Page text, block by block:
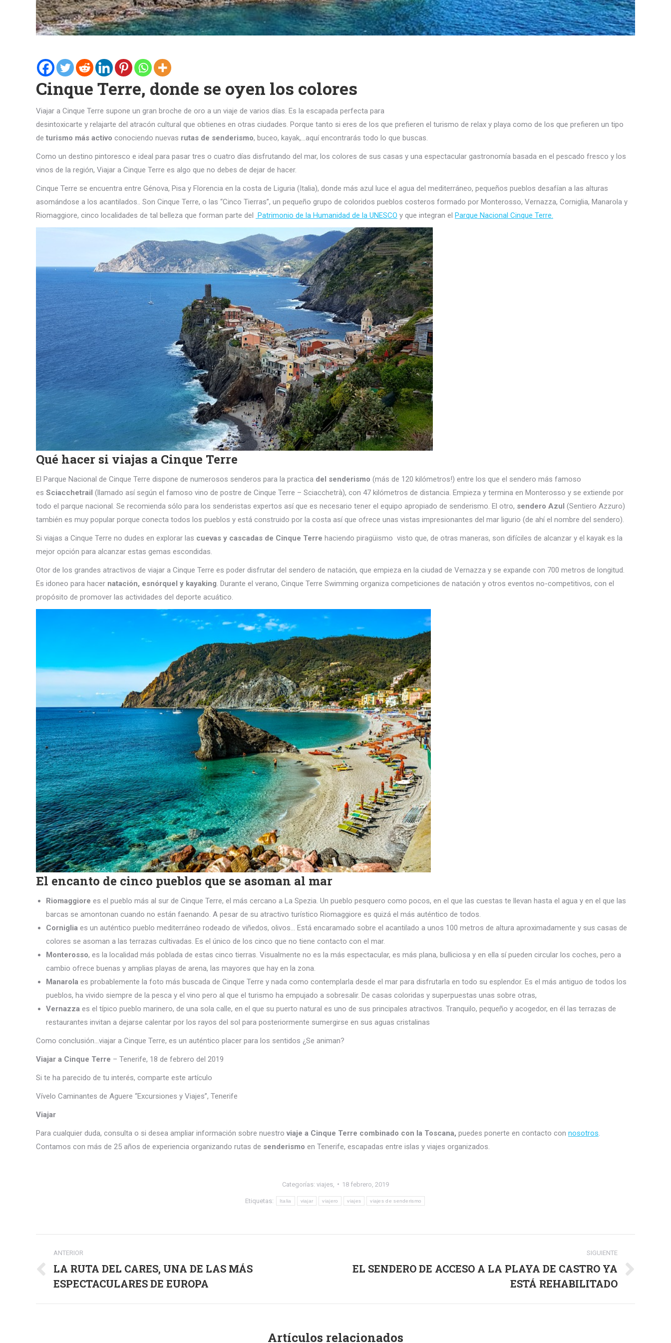
Cinque Terre, donde se oyen los colores
Viajar a Cinque Terre supone un gran broche de oro a un viaje de varios días. Es la escapada perfecta para
desintoxicarte y relajarte del atracón cultural que obtienes en otras ciudades. Porque tanto si eres de los que prefieren el turismo de relax y playa como de los que prefieren un tipo
de turismo más activo conociendo nuevas rutas de senderismo, buceo, kayak,…aquí encontrarás todo lo que buscas.
Como un destino pintoresco e ideal para pasar tres o cuatro días disfrutando del mar, los colores de sus casas y una espectacular gastronomía basada en el pescado fresco y los
vinos de la región, Viajar a Cinque Terre es algo que no debes de dejar de hacer.
Cinque Terre se encuentra entre Génova, Pisa y Florencia en la costa de Liguria (Italia), donde más azul luce el agua del mediterráneo, pequeños pueblos desafían a las alturas
asomándose a los acantilados.. Son Cinque Terre, o las “Cinco Tierras”, un pequeño grupo de coloridos pueblos costeros formado por Monterosso, Vernazza, Corniglia, Manarola y
Riomaggiore, cinco localidades de tal belleza que forman parte del Patrimonio de la Humanidad de la UNESCO y que integran el Parque Nacional Cinque Terre.
Qué hacer si viajas a Cinque Terre
El Parque Nacional de Cinque Terre dispone de numerosos senderos para la practica del senderismo (más de 120 kilómetros!) entre los que el sendero más famoso
es Sciacchetrail (llamado así según el famoso vino de postre de Cinque Terre – Sciacchetrà), con 47 kilómetros de distancia. Empieza y termina en Monterosso y se extiende por
todo el parque nacional. Se recomienda sólo para los senderistas expertos así que es necesario tener el equipo apropiado de senderismo. El otro, sendero Azul (Sentiero Azzuro)
también es muy popular porque conecta todos los pueblos y está construido por la costa así que ofrece unas vistas impresionantes del mar ligurio (de ahí el nombre del sendero).
Si viajas a Cinque Terre no dudes en explorar las cuevas y cascadas de Cinque Terre haciendo piragüismo visto que, de otras maneras, son difíciles de alcanzar y el kayak es la
mejor opción para alcanzar estas gemas escondidas.
Otor de los grandes atractivos de viajar a Cinque Terre es poder disfrutar del sendero de natación, que empieza en la ciudad de Vernazza y se expande con 700 metros de longitud.
Es idoneo para hacer natación, esnórquel y kayaking. Durante el verano, Cinque Terre Swimming organiza competiciones de natación y otros eventos no-competitivos, con el
propósito de promover las actividades del deporte acuático.
El encanto de cinco pueblos que se asoman al mar
Riomaggiore es el pueblo más al sur de Cinque Terre, el más cercano a La Spezia. Un pueblo pesquero como pocos, en el que las cuestas te llevan hasta el agua y en el que las
barcas se amontonan cuando no están faenando. A pesar de su atractivo turístico Riomaggiore es quizá el más auténtico de todos.
Corniglia es un auténtico pueblo mediterráneo rodeado de viñedos, olivos… Está encaramado sobre el acantilado a unos 100 metros de altura aproximadamente y sus casas de
colores se asoman a las terrazas cultivadas. Es el único de los cinco que no tiene contacto con el mar.
Monterosso, es la localidad más poblada de estas cinco tierras. Visualmente no es la más espectacular, es más plana, bulliciosa y en ella sí pueden circular los coches, pero a
cambio ofrece buenas y amplias playas de arena, las mayores que hay en la zona.
Manarola es probablemente la foto más buscada de Cinque Terre y nada como contemplarla desde el mar para disfrutarla en todo su esplendor. Es el más antiguo de todos los
pueblos, ha vivido siempre de la pesca y el vino pero al que el turismo ha empujado a sobresalir. De casas coloridas y superpuestas unas sobre otras,
Vernazza es el típico pueblo marinero, de una sola calle, en el que su puerto natural es uno de sus principales atractivos. Tranquilo, pequeño y acogedor, en él las terrazas de
restaurantes invitan a dejarse calentar por los rayos del sol para posteriormente sumergirse en sus aguas cristalinas
Como conclusión…viajar a Cinque Terre, es un auténtico placer para los sentidos ¿Se animan?
Viajar a Cinque Terre – Tenerife, 18 de febrero del 2019
Si te ha parecido de tu interés, comparte este artículo
Vívelo Caminantes de Aguere “Excursiones y Viajes”, Tenerife
Viajar
Para cualquier duda, consulta o si desea ampliar información sobre nuestro viaje a Cinque Terre combinado con la Toscana, puedes ponerte en contacto con nosotros.
Contamos con más de 25 años de experiencia organizando rutas de senderismo en Tenerife, escapadas entre islas y viajes organizados.
Categorías: viajes, 18 febrero, 2019
Etiquetas: Italia viajar viajero viajes viajes de senderismo
entre
publicaciones
ANTERIOR
Publicación
anterior:
LA RUTA DEL CARES, UNA DE LAS MÁS
ESPECTACULARES DE EUROPA
SIGUIENTE
Publicación
EL SENDERO DE ACCESO A LA PLAYA DE CASTRO YA
ESTÁ REHABILITADO
Artículos relacionados